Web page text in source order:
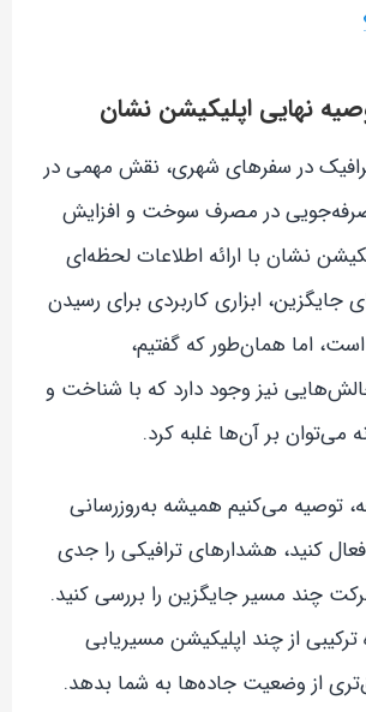
نهایی اپلیکیشن نشان
در سفرهای شهری، نقش مهمی در
در مصرف سوخت و افزایش
نشان با ارائه اطلاعات لحظه‌ای
جایگزین، ابزاری کاربردی برای رسیدن
اما همان‌طور که گفتیم،
نیز وجود دارد که با شناخت و
می‌توان بر آن‌ها غلبه کرد.
توصیه می‌کنیم همیشه به‌روزرسانی
کنید، هشدارهای ترافیکی را جدی
چند مسیر جایگزین را بررسی کنید.
از چند اپلیکیشن مسیریابی
از وضعیت جاده‌ها به شما بدهد.